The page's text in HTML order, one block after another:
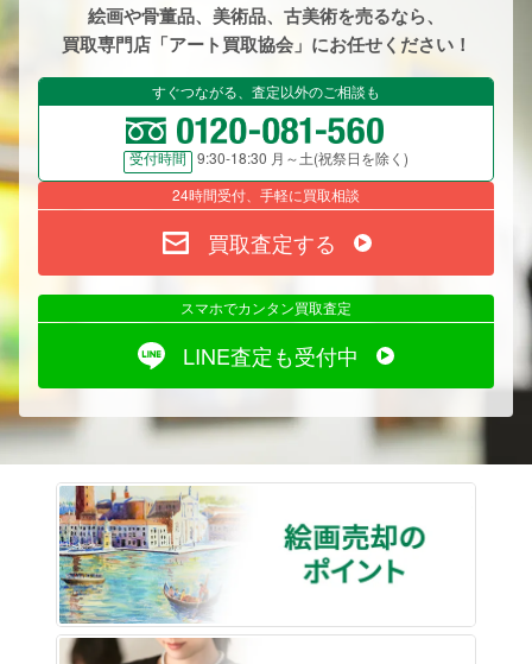
絵画や骨董品、美術品、古美術を売るなら、
買取専門店「アート買取協会」にお任せください！
すぐつながる、査定以外のご相談も
受付時間
9:30-18:30 月～土(祝祭日を除く)
24時間受付、手軽に買取相談
買取査定する
スマホでカンタン買取査定
LINE査定も受付中